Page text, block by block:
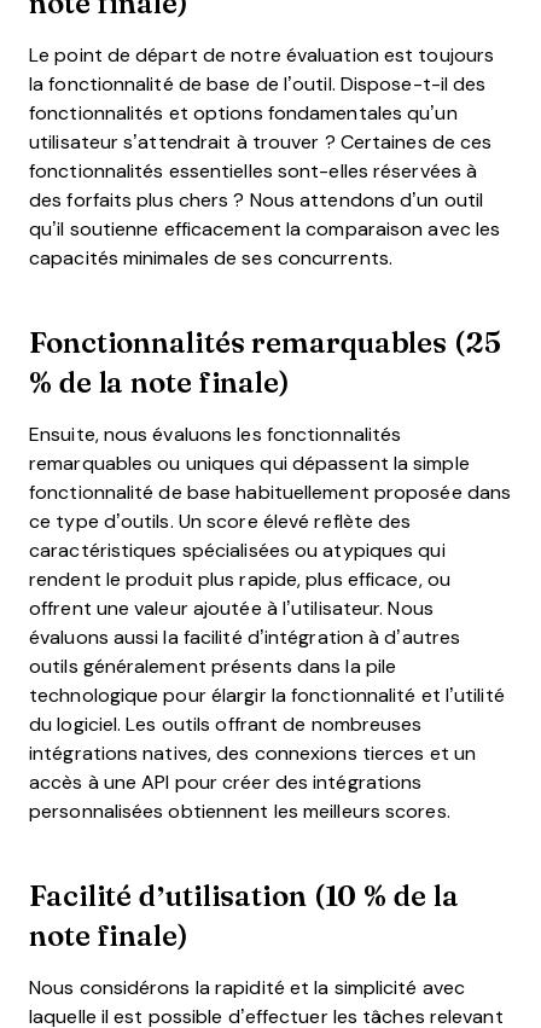
Le point de départ de notre évaluation est toujours
la fonctionnalité de base de l’outil. Dispose-t-il des
fonctionnalités et options fondamentales qu’un
utilisateur s’attendrait à trouver ? Certaines de ces
fonctionnalités essentielles sont-elles réservées à
des forfaits plus chers ? Nous attendons d’un outil
qu’il soutienne efficacement la comparaison avec les
capacités minimales de ses concurrents.
Fonctionnalités remarquables (25
% de la note finale)
Ensuite, nous évaluons les fonctionnalités
remarquables ou uniques qui dépassent la simple
fonctionnalité de base habituellement proposée dans
ce type d’outils. Un score élevé reflète des
caractéristiques spécialisées ou atypiques qui
rendent le produit plus rapide, plus efficace, ou
offrent une valeur ajoutée à l’utilisateur. Nous
évaluons aussi la facilité d’intégration à d’autres
outils généralement présents dans la pile
technologique pour élargir la fonctionnalité et l’utilité
du logiciel. Les outils offrant de nombreuses
intégrations natives, des connexions tierces et un
accès à une API pour créer des intégrations
personnalisées obtiennent les meilleurs scores.
Facilité d’utilisation (10 % de la
note finale)
Nous considérons la rapidité et la simplicité avec
laquelle il est possible d’effectuer les tâches relevant